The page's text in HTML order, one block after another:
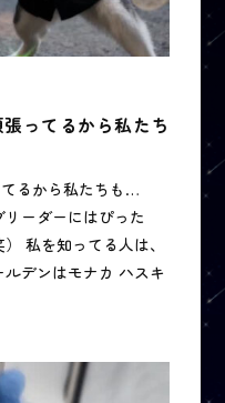
ってるから私たち
るから私たちも…
リーダーにはぴった
私を知ってる人は、
デンはモナカ ハスキ